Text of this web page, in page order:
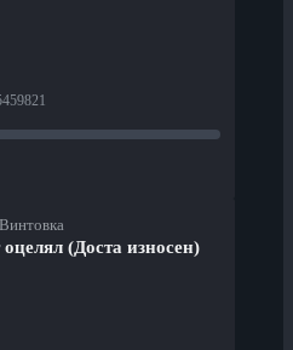
(Доста износен)